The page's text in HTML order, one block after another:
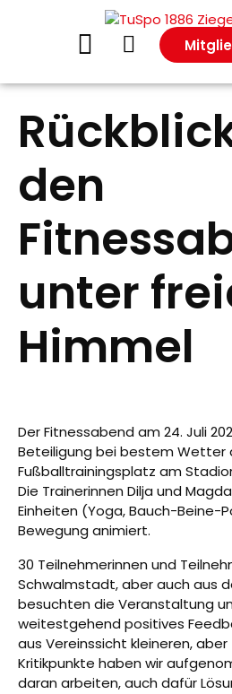
den
unter
Himmel
Der Fitnessabend am 24. Juli
Beteiligung bei bestem Wetter
Fußballtrainingsplatz am
Die Trainerinnen Dilja und
Einheiten (Yoga, Bauch-Beine-
Bewegung animiert.
30 Teilnehmerinnen und
Schwalmstadt, aber auch aus
besuchten die Veranstaltung
weitestgehend positives
aus Vereinssicht kleineren,
Kritikpunkte haben wir
daran arbeiten, auch dafür